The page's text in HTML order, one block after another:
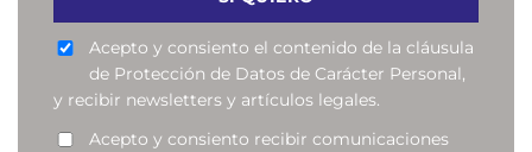
Acepto y consiento el contenido de la cláusula
de Protección de Datos de Carácter Personal,
y recibir newsletters y artículos legales.
Acepto y consiento recibir comunicaciones